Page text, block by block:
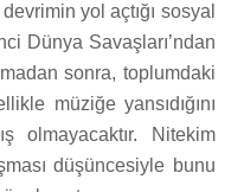
yol açtığı sosyal
Dünya Savaşları’ndan
sonra, toplumdaki
müziğe yansıdığını
olmayacaktır. Nitekim
düşüncesiyle bunu